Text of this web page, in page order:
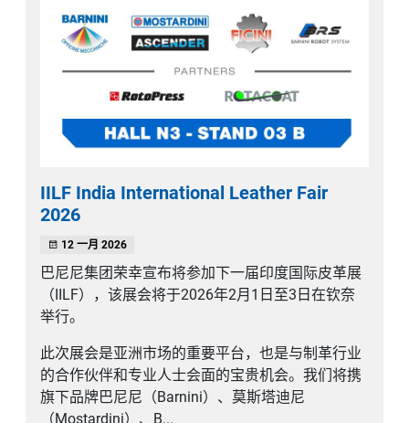
IILF India International Leather Fair
2026
12 一月 2026
巴尼尼集团荣幸宣布将参加下一届印度国际皮革展
（IILF），该展会将于2026年2月1日至3日在钦奈
举行。
此次展会是亚洲市场的重要平台，也是与制革行业
的合作伙伴和专业人士会面的宝贵机会。我们将携
旗下品牌巴尼尼（Barnini）、莫斯塔迪尼
（Mostardini）、B...